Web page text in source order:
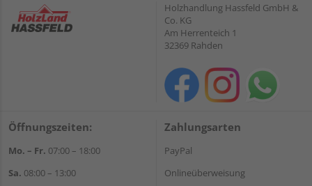
Holzhandlung Hassfeld GmbH &
Co. KG
Am Herrenteich 1
32369 Rahden
Öffnungszeiten:
Mo. – Fr. 07:00 – 18:00
Sa. 08:00 – 13:00
Zahlungsarten
PayPal
Onlineüberweisung